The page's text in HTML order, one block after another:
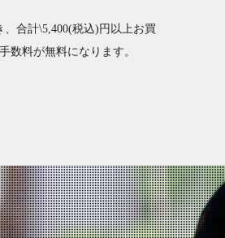
合計\5,400(税込)円以上お買
数料が無料になります。